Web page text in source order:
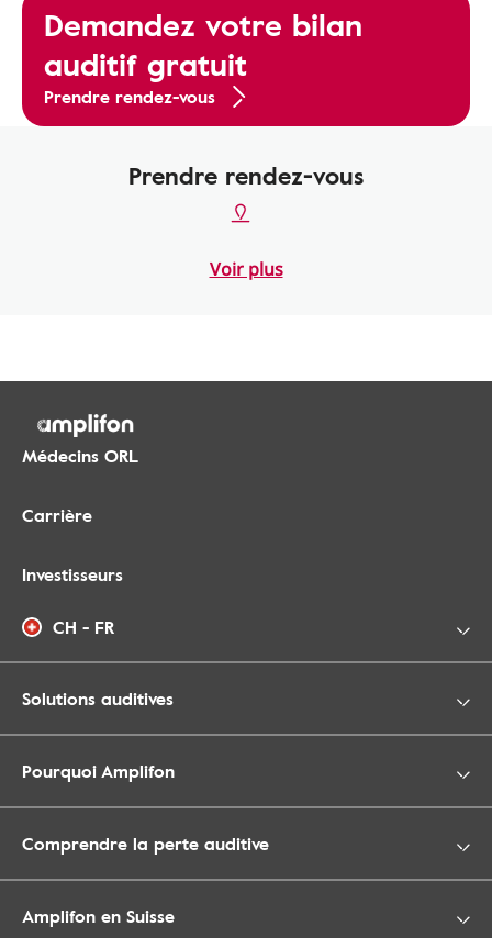
Demandez votre bilan
auditif gratuit
Prendre rendez-vous
Prendre rendez-vous
Voir plus
Médecins ORL
Carrière
Investisseurs
CH - FR
Solutions auditives
Pourquoi Amplifon
Comprendre la perte auditive
Amplifon en Suisse